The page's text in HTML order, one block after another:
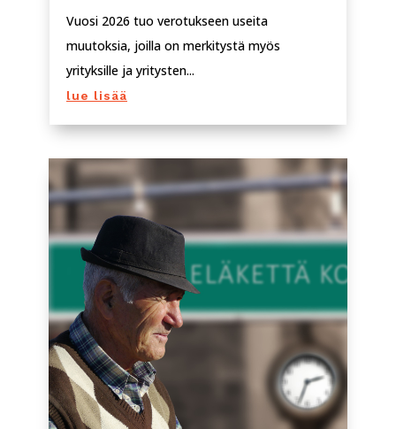
Vuosi 2026 tuo verotukseen useita
muutoksia, joilla on merkitystä myös
yrityksille ja yritysten...
lue lisää